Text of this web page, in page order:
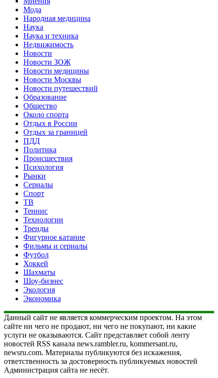
Мода
Народная медицина
Наука
Наука и техника
Недвижимость
Новости
Новости ЗОЖ
Новости медицины
Новости Москвы
Новости путешествий
Образование
Общество
Около спорта
Отдых в России
Отдых за границей
ПДД
Политика
Происшествия
Психология
Рынки
Сериалы
Спорт
ТВ
Теннис
Технологии
Тренды
Фигурное катание
Фильмы и сериалы
Футбол
Хоккей
Шахматы
Шоу-бизнес
Экология
Экономика
Данный сайт не является коммерческим проектом. На этом
сайте ни чего не продают, ни чего не покупают, ни какие
услуги не оказываются. Сайт представляет собой ленту
новостей RSS канала news.rambler.ru, kommersant.ru,
newsru.com. Материалы публикуются без искажения,
ответственность за достоверность публикуемых новостей
Администрация сайта не несёт.